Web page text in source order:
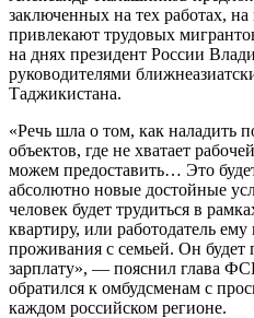
заключенных на тех работах,
привлекают трудовых
на днях президент России
руководителями
Таджикистана.
«Речь шла о том, как наладить
объектов, где не хватает
можем предоставить… Это
абсолютно новые достойные
человек будет трудиться в
квартиру, или работодатель
проживания с семьей. Он будет
зарплату», — пояснил глава
обратился к омбудсменам с
каждом российском регионе.